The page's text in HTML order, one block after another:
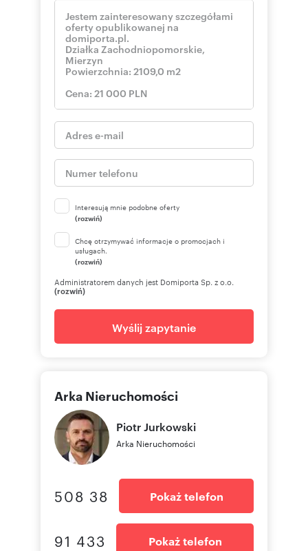
Interesują mnie podobne oferty
(rozwiń)
Chcę otrzymywać informacje o promocjach i
usługach.
(rozwiń)
Administratorem danych jest Domiporta Sp. z o.o.
(rozwiń)
Wyślij zapytanie
Arka Nieruchomości
PiotrJurkowski
Arka Nieruchomości
508 38 Pokaż telefon
91 433 Pokaż telefon